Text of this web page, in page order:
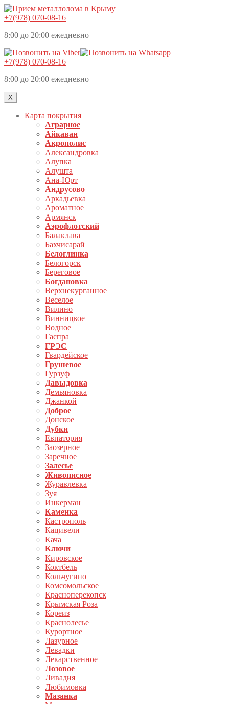
+7(978) 070-08-16
8:00 до 20:00 ежедневно
+7(978) 070-08-16
8:00 до 20:00 ежедневно
X
Карта покрытия
Аграрное
Айкаван
Акрополис
Александровка
Алупка
Алушта
Ана-Юрт
Андрусово
Аркадьевка
Ароматное
Армянск
Аэрофлотский
Балаклава
Бахчисарай
Белоглинка
Белогорск
Береговое
Богдановка
Верхнекурганное
Веселое
Вилино
Винницкое
Водное
Гаспра
ГРЭС
Гвардейское
Грушевое
Гурзуф
Давыдовка
Демьяновка
Джанкой
Доброе
Донское
Дубки
Евпатория
Заозерное
Заречное
Залесье
Живописное
Журавлевка
Зуя
Инкерман
Каменка
Кастрополь
Кацивели
Кача
Ключи
Кировское
Коктбель
Кольчугино
Комсомольское
Красноперекопск
Крымская Роза
Кореиз
Краснолесье
Курортное
Лазурное
Левадки
Лекарственное
Лозовое
Ливадия
Любимовка
Мазанка